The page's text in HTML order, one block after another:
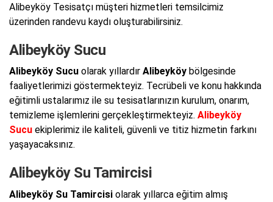
Alibeyköy Tesisatçı müşteri hizmetleri temsilcimiz
üzerinden randevu kaydı oluşturabilirsiniz.
Alibeyköy Sucu
Alibeyköy Sucu olarak yıllardır Alibeyköy bölgesinde
faaliyetlerimizi göstermekteyiz. Tecrübeli ve konu hakkında
eğitimli ustalarımız ile su tesisatlarınızın kurulum, onarım,
temizleme işlemlerini gerçekleştirmekteyiz. Alibeyköy
Sucu ekiplerimiz ile kaliteli, güvenli ve titiz hizmetin farkını
yaşayacaksınız.
Alibeyköy Su Tamircisi
Alibeyköy Su Tamircisi olarak yıllarca eğitim almış